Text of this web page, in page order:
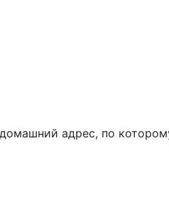
адрес, по